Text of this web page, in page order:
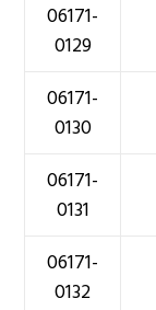
06171-
0129
06171-
0130
06171-
0131
06171-
0132